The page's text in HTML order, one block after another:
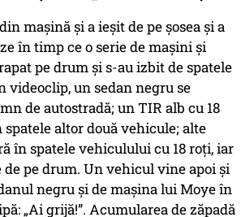
mașină și a ieșit de pe șosea și a
în timp ce o serie de mașini și
pe drum și s-au izbit de spatele
videoclip, un sedan negru se
de autostradă; un TIR alb cu 18
altor două vehicule; alte
în spatele vehiculului cu 18 roți, iar
pe drum. Un vehicul vine apoi și
negru și de mașina lui Moye în
„Ai grijă!”. Acumularea de zăpadă